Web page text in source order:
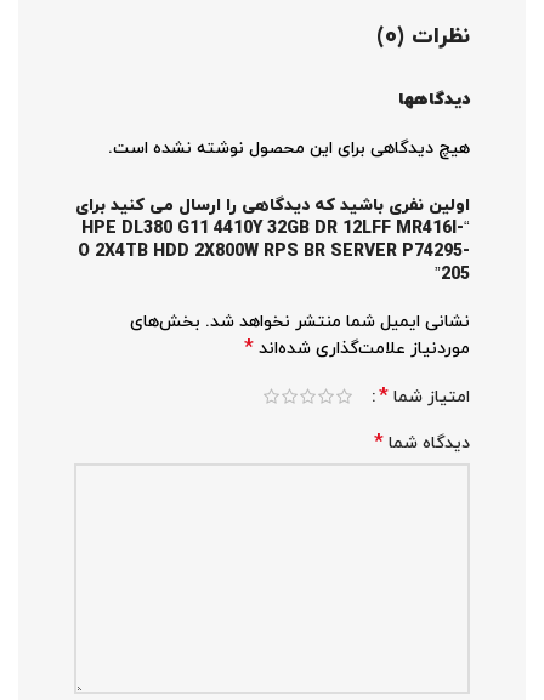
نظرات (0)
دیدگاهها
هیچ دیدگاهی برای این محصول نوشته نشده است.
اولین نفری باشید که دیدگاهی را ارسال می کنید برای
“HPE DL380 G11 4410Y 32GB DR 12LFF MR416I-
O 2X4TB HDD 2X800W RPS BR SERVER P74295-
205”
نشانی ایمیل شما منتشر نخواهد شد. بخش‌های
موردنیاز علامت‌گذاری شده‌اند *
امتیاز شما *
دیدگاه شما *